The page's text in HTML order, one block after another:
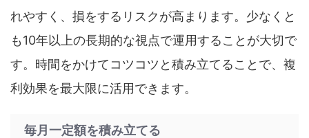
れやすく、損をするリスクが高まります。少なくと
も10年以上の長期的な視点で運用することが大切で
す。時間をかけてコツコツと積み立てることで、複
利効果を最大限に活用できます。
毎月一定額を積み立てる